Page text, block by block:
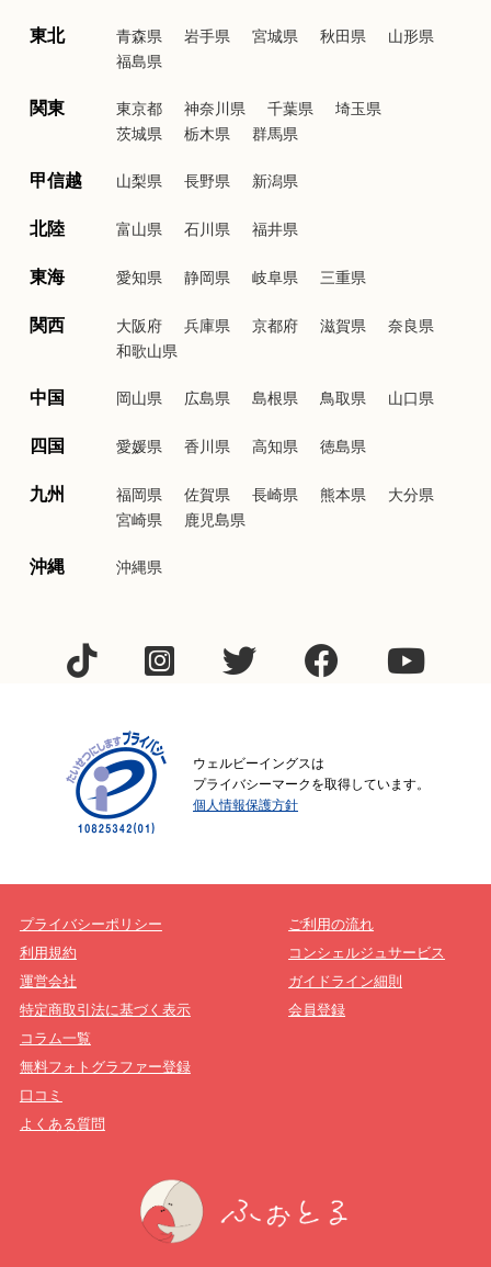
東北 青森県 岩手県 宮城県 秋田県
山形県
福島県
関東 東京都 神奈川県 千葉県
埼玉県
茨城県
栃木県 群馬県
甲信越 山梨県 長野県 新潟県
北陸 富山県 石川県 福井県
東海 愛知県 静岡県 岐阜県 三重県
関西 大阪府 兵庫県 京都府 滋賀県
奈良県
和歌山県
中国 岡山県 広島県 島根県 鳥取県 山口県
四国 愛媛県 香川県 高知県 徳島県
九州 福岡県 佐賀県 長崎県 熊本県
大分県
宮崎県
鹿児島県
沖縄 沖縄県
ウェルビーイングスは
プライバシーマークを取得しています。
個人情報保護方針
プライバシーポリシー
利用規約
運営会社
特定商取引法に基づく表示
ご利用の流れ
コンシェルジュサービス
ガイドライン細則
会員登録
コラム一覧
無料フォトグラファー登録
口コミ
よくある質問